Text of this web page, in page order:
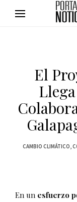
El
CAMBIO CLIMÁTICO
En un esfuerzo